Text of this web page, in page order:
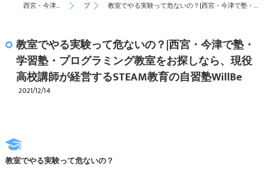
西宮・今津の塾・学習塾は自習塾WillBe ブログ 教室でやる実験って危ないの？|西宮・今津で塾・学習塾・プログラミング教室をお探しなら、現役高校講師が経営するSTEAM教育の自習塾WillBe
教室でやる実験って危ないの？|西宮・今津で塾・
学習塾・プログラミング教室をお探しなら、現役
高校講師が経営するSTEAM教育の自習塾WillBe
2021/12/14
教室でやる実験って危ないの？